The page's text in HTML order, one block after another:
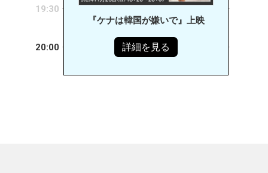
『ケナは韓国が嫌いで』上映
詳細を見る
19:30
20:00